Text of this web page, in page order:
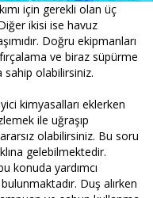
için gerekli olan üç
ikisi ise havuz
Doğru ekipmanları
ve biraz süpürme
sahip olabilirsiniz.
kimyasalları eklerken
ile uğraşıp
olabilirsiniz. Bu soru
gelebilmektedir.
konuda yardımcı
Duş alırken